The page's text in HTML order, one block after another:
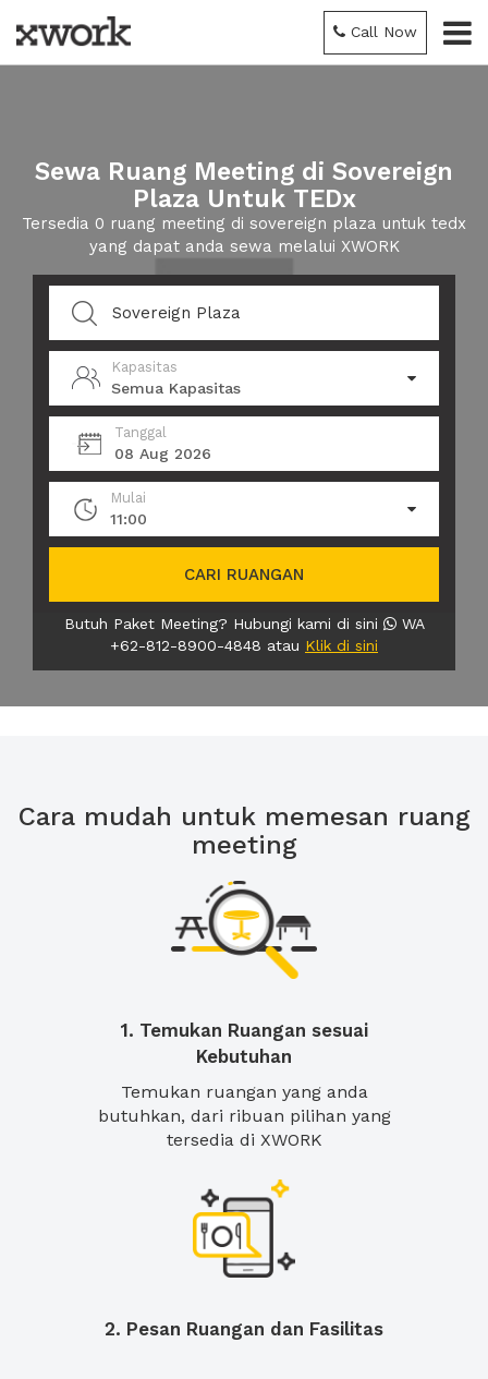
Call Now
Sewa Ruang Meeting di Sovereign
Plaza Untuk TEDx
Tersedia 0 ruang meeting di sovereign plaza untuk tedx
yang dapat anda sewa melalui XWORK
Kapasitas
Semua Kapasitas
Tanggal
08 Aug 2026
Mulai
11:00
CARI RUANGAN
Butuh Paket Meeting? Hubungi kami di sini
WA
+62-812-8900-4848 atau Klik di sini
Cara mudah untuk memesan ruang
meeting
1. Temukan Ruangan sesuai
Kebutuhan
Temukan ruangan yang anda
butuhkan, dari ribuan pilihan yang
tersedia di XWORK
2. Pesan Ruangan dan Fasilitas